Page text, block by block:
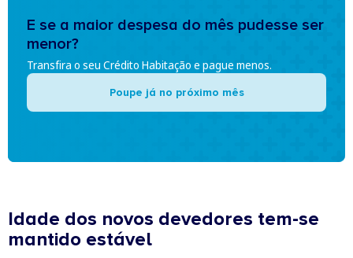
E se a maior despesa do mês pudesse ser
menor?
Transfira o seu Crédito Habitação e pague menos.
Poupe já no próximo mês
Idade dos novos devedores tem-se
mantido estável